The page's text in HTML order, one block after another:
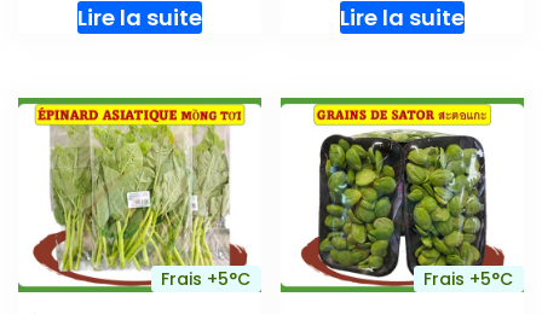
Lire la suite Lire la suite
Frais +5°C Frais +5°C